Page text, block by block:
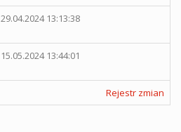
29.04.2024 13:13:38
15.05.2024 13:44:01
Rejestr zmian